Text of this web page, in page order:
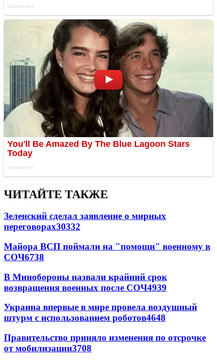
ЧИТАЙТЕ ТАКЖЕ
Зеленский сделал заявление о мирных
переговорах30332
Майора ВСП поймали на "помощи" военному в
СОЧ6738
В Минобороны назвали крайний срок
возвращения военных после СОЧ4939
Украина впервые в мире провела воздушный
штурм с использованием роботов4648
Правительство приняло изменения по отсрочке
от мобилизации3708